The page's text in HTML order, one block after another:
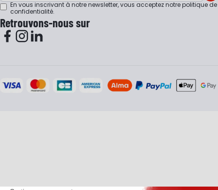
En vous inscrivant à notre newsletter, vous acceptez notrepolitique de
confidentialité.
Retrouvons-nous sur